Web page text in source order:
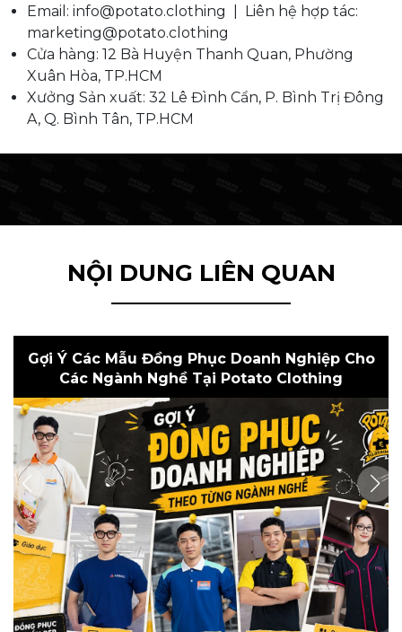
Email: info@potato.clothing | Liên hệ hợp tác:
marketing@potato.clothing
Cửa hàng: 12 Bà Huyện Thanh Quan, Phường
Xuân Hòa, TP.HCM
Xưởng Sản xuất: 32 Lê Đình Cẩn, P. Bình Trị Đông
A, Q. Bình Tân, TP.HCM
NỘI DUNG LIÊN QUAN
TOP NHỮNG MÀU ÁO ĐỒNG PHỤC TEAM
BUILDING ĐƯỢC LỰA CHỌN NHIỀU NHẤT 2026